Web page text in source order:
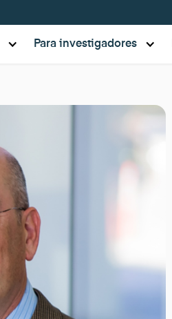
Para investigadores